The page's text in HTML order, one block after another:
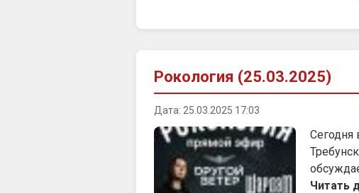
Рокология (25.03.2025)
Дата: 25.03.2025 17:03
Сегодня
Читать